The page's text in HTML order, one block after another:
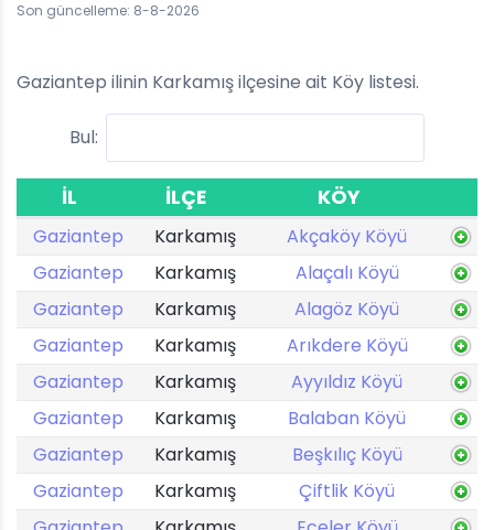
Son güncelleme: 8-8-2026
Gaziantep ilinin Karkamış ilçesine ait Köy listesi.
Bul:
İL İLÇE KÖY
Gaziantep Karkamış
Akçaköy Köyü
Gaziantep
Karkamış
Alaçalı Köyü
Gaziantep
Karkamış
Alagöz Köyü
Gaziantep
Karkamış
Arıkdere Köyü
Gaziantep
Karkamış
Ayyıldız Köyü
Gaziantep
Karkamış
Balaban Köyü
Gaziantep
Karkamış
Beşkılıç Köyü
Gaziantep
Karkamış
Çiftlik Köyü